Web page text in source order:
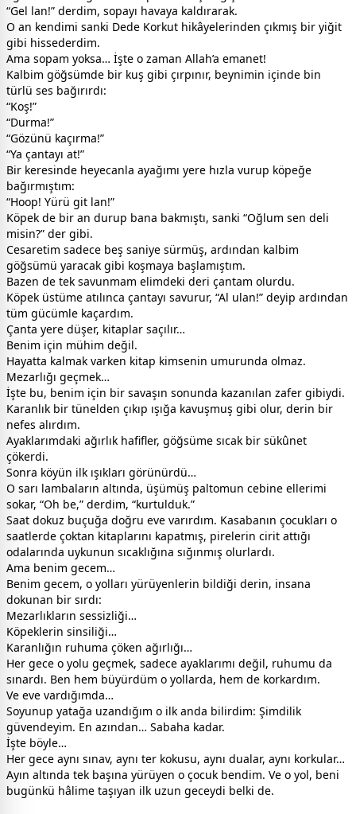
“Gel lan!” derdim, sopayı havaya kaldırarak.
O an kendimi sanki Dede Korkut hikâyelerinden çıkmış bir yiğit
gibi hissederdim.
Ama sopam yoksa… İşte o zaman Allah’a emanet!
Kalbim göğsümde bir kuş gibi çırpınır, beynimin içinde bin
türlü ses bağırırdı:
“Koş!”
“Durma!”
“Gözünü kaçırma!”
“Ya çantayı at!”
Bir keresinde heyecanla ayağımı yere hızla vurup köpeğe
bağırmıştım:
“Hoop! Yürü git lan!”
Köpek de bir an durup bana bakmıştı, sanki “Oğlum sen deli
misin?” der gibi.
Cesaretim sadece beş saniye sürmüş, ardından kalbim
göğsümü yaracak gibi koşmaya başlamıştım.
Bazen de tek savunmam elimdeki deri çantam olurdu.
Köpek üstüme atılınca çantayı savurur, “Al ulan!” deyip ardından
tüm gücümle kaçardım.
Çanta yere düşer, kitaplar saçılır…
Benim için mühim değil.
Hayatta kalmak varken kitap kimsenin umurunda olmaz.
Mezarlığı geçmek…
İşte bu, benim için bir savaşın sonunda kazanılan zafer gibiydi.
Karanlık bir tünelden çıkıp ışığa kavuşmuş gibi olur, derin bir
nefes alırdım.
Ayaklarımdaki ağırlık hafifler, göğsüme sıcak bir sükûnet
çökerdi.
Sonra köyün ilk ışıkları görünürdü…
O sarı lambaların altında, üşümüş paltomun cebine ellerimi
sokar, “Oh be,” derdim, “kurtulduk.”
Saat dokuz buçuğa doğru eve varırdım. Kasabanın çocukları o
saatlerde çoktan kitaplarını kapatmış, pirelerin cirit attığı
odalarında uykunun sıcaklığına sığınmış olurlardı.
Ama benim gecem…
Benim gecem, o yolları yürüyenlerin bildiği derin, insana
dokunan bir sırdı:
Mezarlıkların sessizliği…
Köpeklerin sinsiliği…
Karanlığın ruhuma çöken ağırlığı…
Her gece o yolu geçmek, sadece ayaklarımı değil, ruhumu da
sınardı. Ben hem büyürdüm o yollarda, hem de korkardım.
Ve eve vardığımda…
Soyunup yatağa uzandığım o ilk anda bilirdim: Şimdilik
güvendeyim. En azından… Sabaha kadar.
İşte böyle…
Her gece aynı sınav, aynı ter kokusu, aynı dualar, aynı korkular…
Ayın altında tek başına yürüyen o çocuk bendim. Ve o yol, beni
bugünkü hâlime taşıyan ilk uzun geceydi belki de.